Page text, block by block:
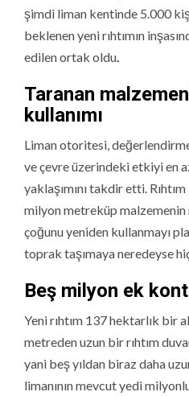
şimdi liman kentinde 5.000
beklenen yeni rıhtımın
edilen ortak oldu.
Taranan
kullanımı
Liman otoritesi,
ve çevre üzerindeki etkiyi en
yaklaşımını takdir etti.
milyon metreküp
çoğunu yeniden kullanmayı
toprak taşımaya neredeyse
Beş milyon ek
Yeni rıhtım 137 hektarlık bir
metreden uzun bir rıhtım
yani beş yıldan biraz daha
limanının mevcut yedi